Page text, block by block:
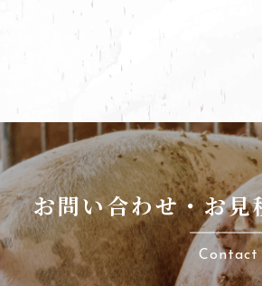
お問い合わせ・お
Contact